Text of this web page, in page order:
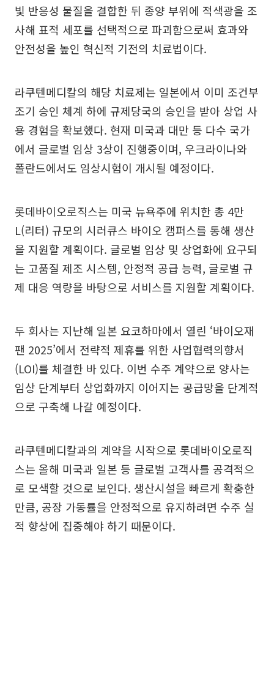
빛 반응성 물질을 결합한 뒤 종양 부위에 적색광을 조
사해 표적 세포를 선택적으로 파괴함으로써 효과와
안전성을 높인 혁신적 기전의 치료법이다.
라쿠텐메디칼의 해당 치료제는 일본에서 이미 조건부
조기 승인 체계 하에 규제당국의 승인을 받아 상업 사
용 경험을 확보했다. 현재 미국과 대만 등 다수 국가
에서 글로벌 임상 3상이 진행중이며, 우크라이나와
폴란드에서도 임상시험이 개시될 예정이다.
롯데바이오로직스는 미국 뉴욕주에 위치한 총 4만
L(리터) 규모의 시러큐스 바이오 캠퍼스를 통해 생산
을 지원할 계획이다. 글로벌 임상 및 상업화에 요구되
는 고품질 제조 시스템, 안정적 공급 능력, 글로벌 규
제 대응 역량을 바탕으로 서비스를 지원할 계획이다.
두 회사는 지난해 일본 요코하마에서 열린 ‘바이오재
팬 2025’에서 전략적 제휴를 위한 사업협력의향서
(LOI)를 체결한 바 있다. 이번 수주 계약으로 양사는
임상 단계부터 상업화까지 이어지는 공급망을 단계적
으로 구축해 나갈 예정이다.
라쿠텐메디칼과의 계약을 시작으로 롯데바이오로직
스는 올해 미국과 일본 등 글로벌 고객사를 공격적으
로 모색할 것으로 보인다. 생산시설을 빠르게 확충한
만큼, 공장 가동률을 안정적으로 유지하려면 수주 실
적 향상에 집중해야 하기 때문이다.